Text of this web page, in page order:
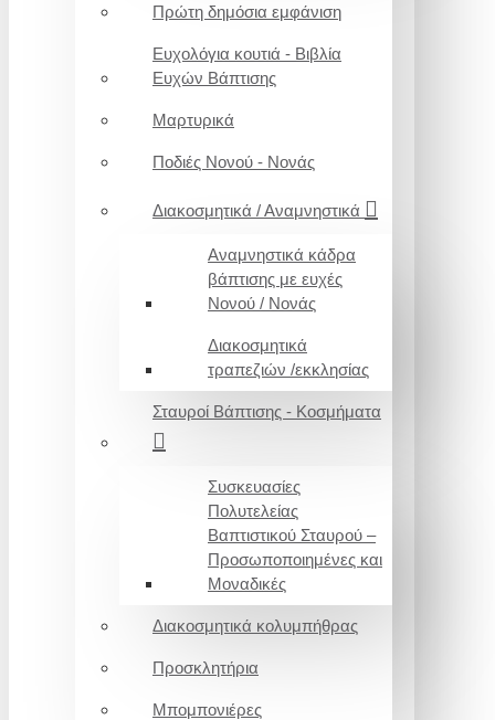
Πρώτη δημόσια εμφάνιση
Ευχολόγια κουτιά - Βιβλία
Ευχών Βάπτισης
Μαρτυρικά
Ποδιές Νονού - Νονάς
Διακοσμητικά / Αναμνηστικά
Αναμνηστικά κάδρα
βάπτισης με ευχές
Νονού / Νονάς
Διακοσμητικά
τραπεζιών /εκκλησίας
Σταυροί Βάπτισης - Κοσμήματα
Συσκευασίες
Πολυτελείας
Βαπτιστικού Σταυρού –
Προσωποποιημένες και
Μοναδικές
Διακοσμητικά κολυμπήθρας
Προσκλητήρια
Μπομπονιέρες